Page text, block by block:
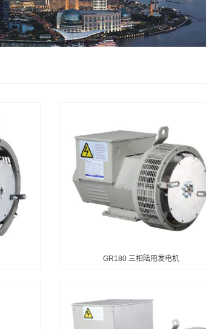
GR180 三相陆用发电机